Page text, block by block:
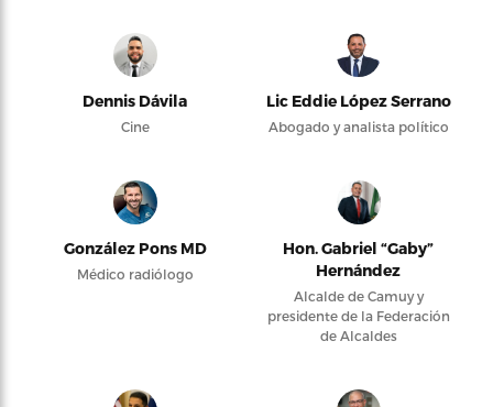
Dennis Dávila
Cine
Lic Eddie López Serrano
Abogado y analista político
González Pons MD
Médico radiólogo
Hon. Gabriel “Gaby”
Hernández
Alcalde de Camuy y
presidente de la Federación
de Alcaldes